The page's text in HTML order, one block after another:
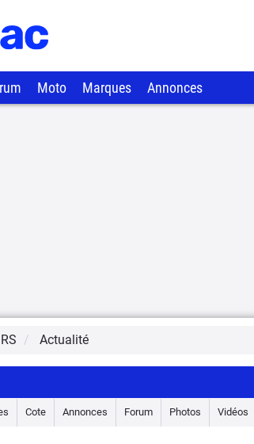
Moto Marques Annonces
Actualité
Cote Annonces Forum Photos Vidéos